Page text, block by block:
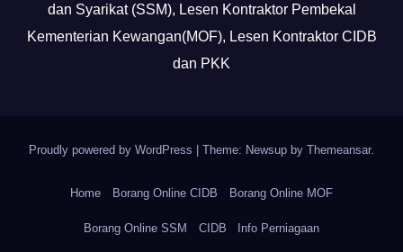
dan Syarikat (SSM), Lesen Kontraktor Pembekal
Kementerian Kewangan(MOF), Lesen Kontraktor CIDB
dan PKK
Proudly powered by WordPress | Theme: Newsup by Themeansar.
Home Borang Online CIDB Borang Online MOF
Borang Online SSM CIDB Info Perniagaan